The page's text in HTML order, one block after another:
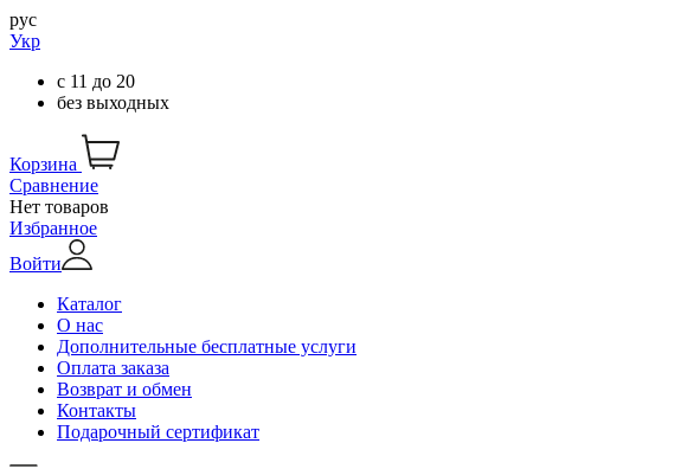
рус
Укр
с 11 до 20
без выходных
Корзина
Сравнение
Нет товаров
Избранное
Войти
Каталог
О нас
Дополнительные бесплатные услуги
Оплата заказа
Возврат и обмен
Контакты
Подарочный сертификат